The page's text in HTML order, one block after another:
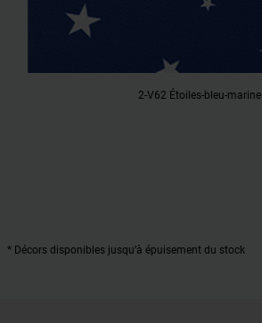
2-V62 Étoiles-bleu-marine
* Décors disponibles jusqu’à épuisement du stock